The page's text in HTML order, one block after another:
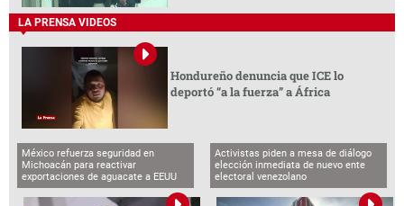
LA PRENSA VIDEOS
Hondureño denuncia que ICE lo
deportó “a la fuerza” a África
México refuerza seguridad en
Michoacán para reactivar
exportaciones de aguacate a EEUU
Activistas piden a mesa de diálogo
elección inmediata de nuevo ente
electoral venezolano